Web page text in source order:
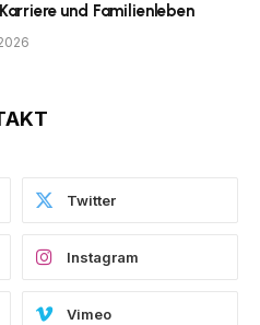
und Familienleben
Twitter
Instagram
Vimeo